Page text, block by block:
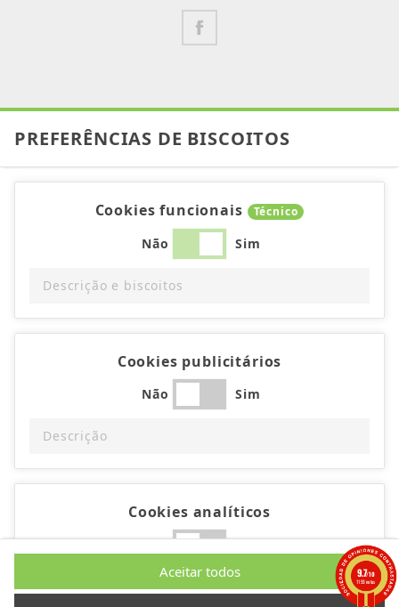
PREFERÊNCIAS DE BISCOITOS
Cookies funcionais Técnico
Não Sim
Descrição e biscoitos
Cookies publicitários
Não Sim
Descrição
Cookies analíticos
Não Sim
Descrição
Aceitar todos 9.7/10
1193 notas